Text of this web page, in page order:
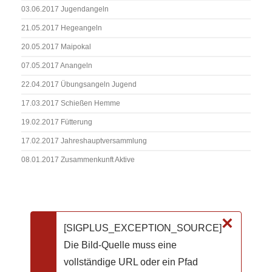
03.06.2017 Jugendangeln
21.05.2017 Hegeangeln
20.05.2017 Maipokal
07.05.2017 Anangeln
22.04.2017 Übungsangeln Jugend
17.03.2017 Schießen Hemme
19.02.2017 Fütterung
17.02.2017 Jahreshauptversammlung
08.01.2017 Zusammenkunft Aktive
×
[SIGPLUS_EXCEPTION_SOURCE]
Die Bild-Quelle muss eine
vollständige URL oder ein Pfad